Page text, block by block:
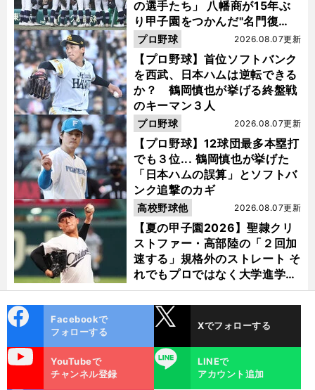
の選手たち」 八幡商が15年ぶ
り甲子園をつかんだ"名門復
活"の舞台裏
【プロ野球】首位ソフトバンク
を西武、日本ハムは逆転できる
か？ 鶴岡慎也が挙げる終盤戦
のキーマン３人
2026.08.07更新
プロ野球
【プロ野球】12球団最多本塁打
でも３位... 鶴岡慎也が挙げた
「日本ハムの誤算」とソフトバ
ンク追撃のカギ
2026.08.07更新
プロ野球
【夏の甲子園2026】聖隷クリ
ストファー・高部陸の「２回加
速する」規格外のストレート そ
れでもプロではなく大学進学を
選ぶ理由
2026.08.07更新
高校野球他
ok
Facebookで
フォローする
Xでフォローする
YouTubeで
チャンネル登録
LINE
LINEで
アカウント追加